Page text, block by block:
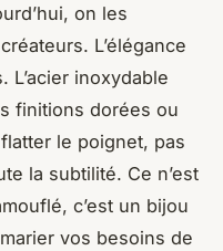
on les
L’élégance
L’acier inoxydable
finitions dorées ou
le poignet, pas
la subtilité. Ce n’est
c’est un bijou
vos besoins de